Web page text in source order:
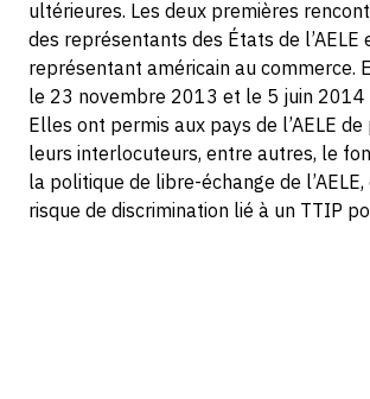
ultérieures. Les deux premières
des représentants des États de l’AELE
représentant américain au commerce.
le 23 novembre 2013 et le 5 juin 2014
Elles ont permis aux pays de l’AELE
leurs interlocuteurs, entre autres, le
la politique de libre-échange de
risque de discrimination lié à un TTIP